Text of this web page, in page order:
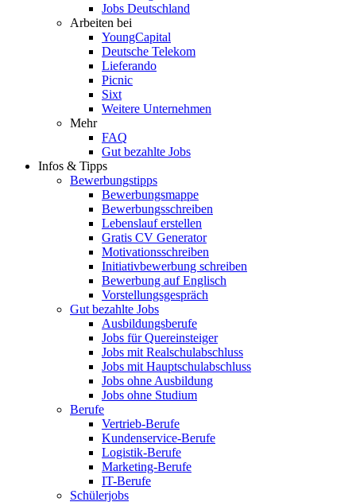
Jobs Deutschland
Arbeiten bei
YoungCapital
Deutsche Telekom
Lieferando
Picnic
Sixt
Weitere Unternehmen
Mehr
FAQ
Gut bezahlte Jobs
Infos & Tipps
Bewerbungstipps
Bewerbungsmappe
Bewerbungsschreiben
Lebenslauf erstellen
Gratis CV Generator
Motivationsschreiben
Initiativbewerbung schreiben
Bewerbung auf Englisch
Vorstellungsgespräch
Gut bezahlte Jobs
Ausbildungsberufe
Jobs für Quereinsteiger
Jobs mit Realschulabschluss
Jobs mit Hauptschulabschluss
Jobs ohne Ausbildung
Jobs ohne Studium
Berufe
Vertrieb-Berufe
Kundenservice-Berufe
Logistik-Berufe
Marketing-Berufe
IT-Berufe
Schülerjobs